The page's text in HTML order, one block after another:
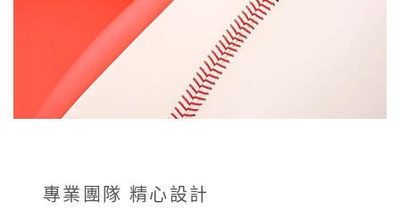
專業團隊 精心設計